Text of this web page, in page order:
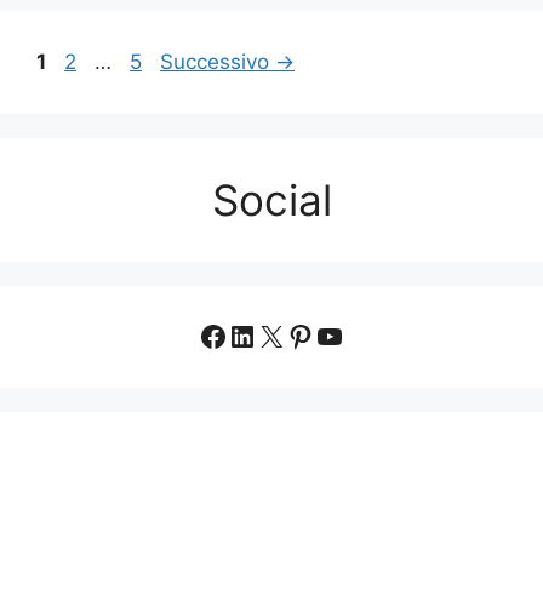
Pagina
1 Pagina
2 … Pagina
5 Successivo →
Social
Facebook
LinkedIn
X Pinterest
YouTube